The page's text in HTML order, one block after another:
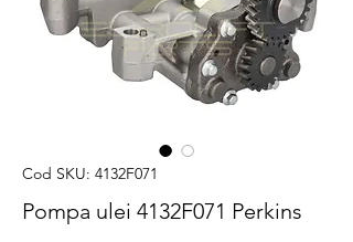
Cod SKU: 4132F071
Pompa ulei 4132F071 Perkins